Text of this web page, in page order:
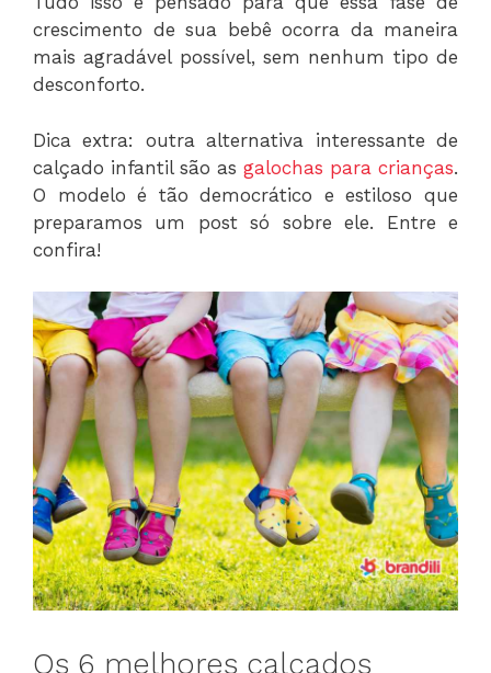
crescimento de sua bebê ocorra da maneira
mais agradável possível, sem nenhum tipo de
desconforto.
Dica extra: outra alternativa interessante de
calçado infantil são as galochas para crianças.
O modelo é tão democrático e estiloso que
preparamos um post só sobre ele. Entre e
confira!
Os 6 melhores calçados